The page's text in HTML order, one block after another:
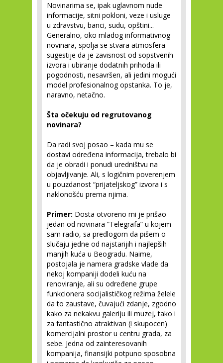
Novinarima se, ipak uglavnom nude
informacije, sitni pokloni, veze i usluge
u zdravstvu, banci, sudu, opštini...
Generalno, oko mladog informativnog
novinara, spolja se stvara atmosfera
sugestije da je zavisnost od sopstvenih
izvora i ubiranje dodatnih prihoda ili
pogodnosti, nesavršen, ali jedini mogući
model profesionalnog opstanka. To je,
naravno, netačno.
Šta očekuju od regrutovanog
novinara?
Da radi svoj posao – kada mu se
dostavi određena informacija, trebalo bi
da je obradi i ponudi uredništvu na
objavljivanje. Ali, s logičnim poverenjem
u pouzdanost “prijateljskog” izvora i s
naklonošću prema njima.
Primer: Dosta otvoreno mi je prišao
jedan od novinara “Telegrafa” u kojem
sam radio, sa predlogom da pišem o
slučaju jedne od najstarijih i najlepših
manjih kuća u Beogradu. Naime,
postojala je namera gradske vlade da
nekoj kompaniji dodeli kuću na
renoviranje, ali su određene grupe
funkcionera socijalističkog režima želele
da to zaustave, čuvajući zdanje, zgodno
kako za nekakvu galeriju ili muzej, tako i
za fantastično atraktivan (i skupocen)
komercijalni prostor u centru grada, za
sebe. Jedna od zainteresovanih
kompanija, finansijki potpuno sposobna